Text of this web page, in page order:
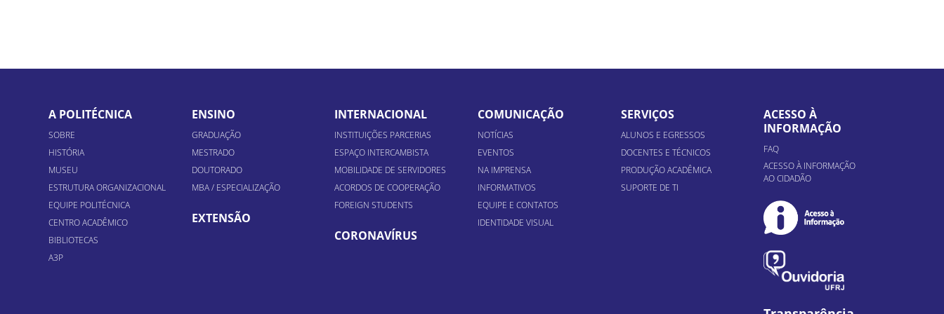
A POLITÉCNICA
SOBRE
HISTÓRIA
MUSEU
ESTRUTURA ORGANIZACIONAL
EQUIPE POLITÉCNICA
CENTRO ACADÊMICO
BIBLIOTECAS
A3P
ENSINO
GRADUAÇÃO
MESTRADO
DOUTORADO
MBA / ESPECIALIZAÇÃO
EXTENSÃO
INTERNACIONAL
INSTITUIÇÕES PARCERIAS
ESPAÇO INTERCAMBISTA
MOBILIDADE DE SERVIDORES
ACORDOS DE COOPERAÇÃO
FOREIGN STUDENTS
CORONAVÍRUS
COMUNICAÇÃO
NOTÍCIAS
EVENTOS
NA IMPRENSA
INFORMATIVOS
EQUIPE E CONTATOS
IDENTIDADE VISUAL
SERVIÇOS
ALUNOS E EGRESSOS
DOCENTES E TÉCNICOS
PRODUÇÃO ACADÊMICA
SUPORTE DE TI
ACESSO À
INFORMAÇÃO
FAQ
ACESSO À INFORMAÇÃO
AO CIDADÃO